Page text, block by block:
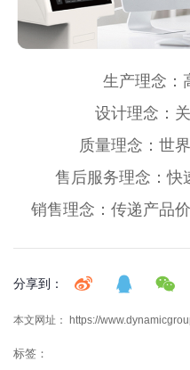
生产理念：
设计理念：
质量理念：世
售后服务理念：快
销售理念：传递产品
分享到：
本文网址： https://
标签：